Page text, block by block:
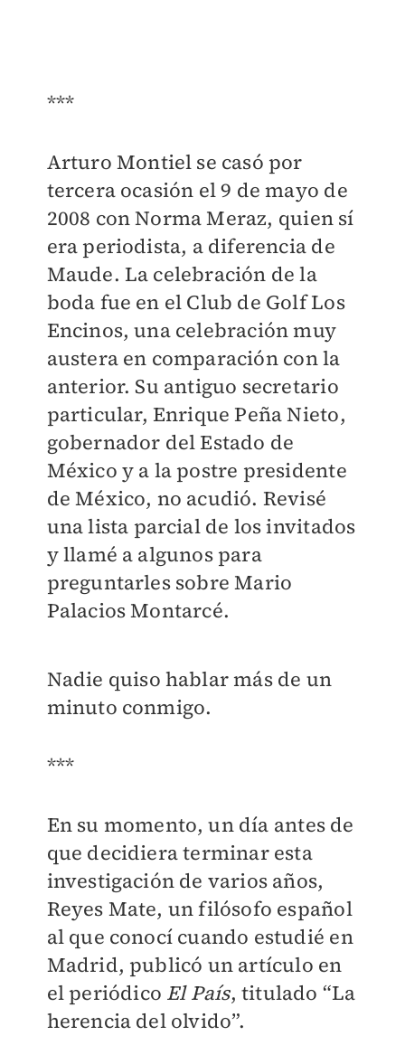
***
Arturo Montiel se casó por
tercera ocasión el 9 de mayo de
2008 con Norma Meraz, quien sí
era periodista, a diferencia de
Maude. La celebración de la
boda fue en el Club de Golf Los
Encinos, una celebración muy
austera en comparación con la
anterior. Su antiguo secretario
particular, Enrique Peña Nieto,
gobernador del Estado de
México y a la postre presidente
de México, no acudió. Revisé
una lista parcial de los invitados
y llamé a algunos para
preguntarles sobre Mario
Palacios Montarcé.
Nadie quiso hablar más de un
minuto conmigo.
***
En su momento, un día antes de
que decidiera terminar esta
investigación de varios años,
Reyes Mate, un filósofo español
al que conocí cuando estudié en
Madrid, publicó un artículo en
el periódico El País, titulado “La
herencia del olvido”.